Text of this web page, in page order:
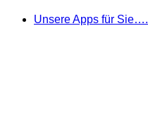
Unsere Apps für Sie….